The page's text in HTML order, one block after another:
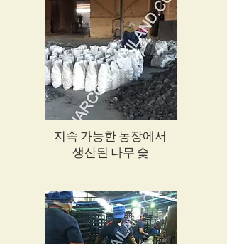
지속 가능한 농장에서
생산된 나무 숯